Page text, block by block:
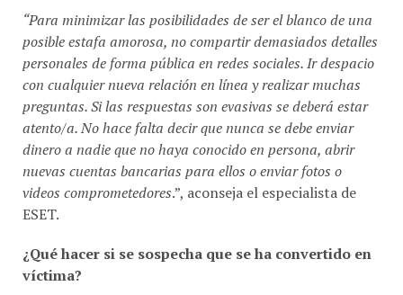
“Para minimizar las posibilidades de ser el blanco de una
posible estafa amorosa, no compartir demasiados detalles
personales de forma pública en redes sociales. Ir despacio
con cualquier nueva relación en línea y realizar muchas
preguntas. Si las respuestas son evasivas se deberá estar
atento/a. No hace falta decir que nunca se debe enviar
dinero a nadie que no haya conocido en persona, abrir
nuevas cuentas bancarias para ellos o enviar fotos o
videos comprometedores
.”, aconseja el especialista de
ESET.
¿Qué hacer si se sospecha que se ha convertido en
víctima?